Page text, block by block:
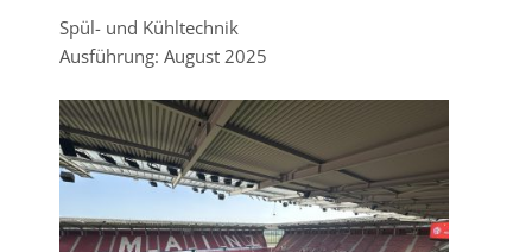
Spül- und Kühltechnik
Ausführung: August 2025